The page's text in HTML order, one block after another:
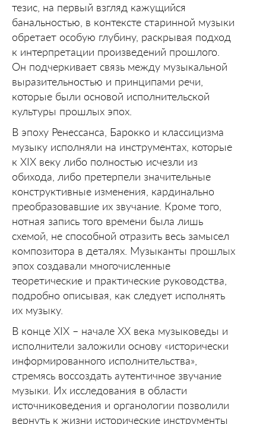
тезис, на первый взгляд кажущийся
банальностью, в контексте старинной музыки
обретает особую глубину, раскрывая подход
к интерпретации произведений прошлого.
Он подчеркивает связь между музыкальной
выразительностью и принципами речи,
которые были основой исполнительской
культуры прошлых эпох.
В эпоху Ренессанса, Барокко и классицизма
музыку исполняли на инструментах, которые
к XIX веку либо полностью исчезли из
обихода, либо претерпели значительные
конструктивные изменения, кардинально
преобразовавшие их звучание. Кроме того,
нотная запись того времени была лишь
схемой, не способной отразить весь замысел
композитора в деталях. Музыканты прошлых
эпох создавали многочисленные
теоретические и практические руководства,
подробно описывая, как следует исполнять
их музыку.
В конце XIX – начале XX века музыковеды и
исполнители заложили основу «исторически
информированного исполнительства»,
стремясь воссоздать аутентичное звучание
музыки. Их исследования в области
источниковедения и органологии позволили
вернуть к жизни исторические инструменты